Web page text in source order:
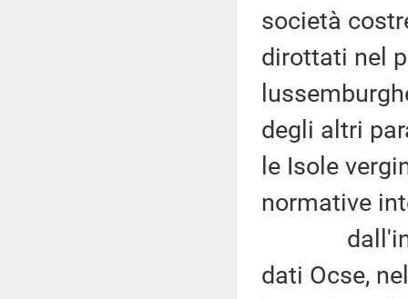
società
dirottati nel
degli altri
le Isole
normative
dati Ocse,